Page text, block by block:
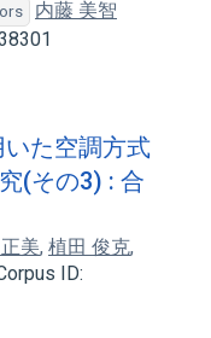
内藤 美智
た空調方式
(その3) : 合
美, 植田 俊克,
ID: